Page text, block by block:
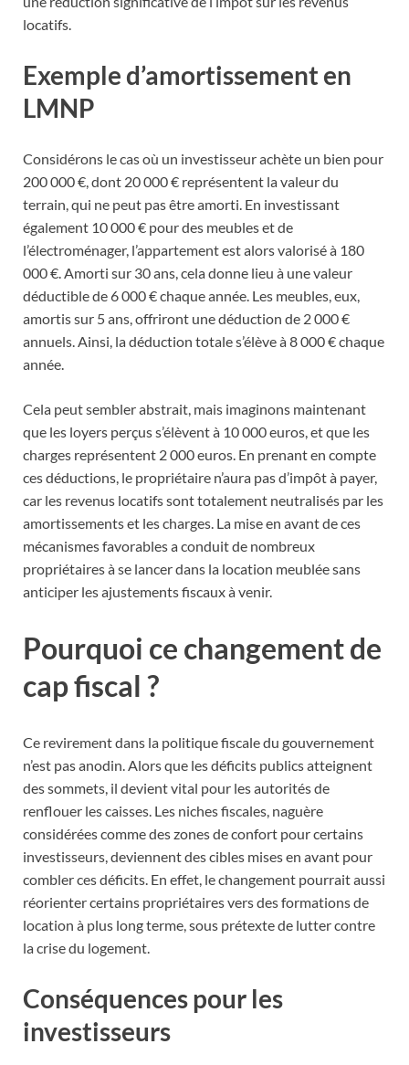
locatifs.
Exemple d’amortissement en
LMNP
Considérons le cas où un investisseur achète un bien pour
200 000 €, dont 20 000 € représentent la valeur du
terrain, qui ne peut pas être amorti. En investissant
également 10 000 € pour des meubles et de
l’électroménager, l’appartement est alors valorisé à 180
000 €. Amorti sur 30 ans, cela donne lieu à une valeur
déductible de 6 000 € chaque année. Les meubles, eux,
amortis sur 5 ans, offriront une déduction de 2 000 €
annuels. Ainsi, la déduction totale s’élève à 8 000 € chaque
année.
Cela peut sembler abstrait, mais imaginons maintenant
que les loyers perçus s’élèvent à 10 000 euros, et que les
charges représentent 2 000 euros. En prenant en compte
ces déductions, le propriétaire n’aura pas d’impôt à payer,
car les revenus locatifs sont totalement neutralisés par les
amortissements et les charges. La mise en avant de ces
mécanismes favorables a conduit de nombreux
propriétaires à se lancer dans la location meublée sans
anticiper les ajustements fiscaux à venir.
Pourquoi ce changement de
cap fiscal ?
Ce revirement dans la politique fiscale du gouvernement
n’est pas anodin. Alors que les déficits publics atteignent
des sommets, il devient vital pour les autorités de
renflouer les caisses. Les niches fiscales, naguère
considérées comme des zones de confort pour certains
investisseurs, deviennent des cibles mises en avant pour
combler ces déficits. En effet, le changement pourrait aussi
réorienter certains propriétaires vers des formations de
location à plus long terme, sous prétexte de lutter contre
la crise du logement.
Conséquences pour les
investisseurs